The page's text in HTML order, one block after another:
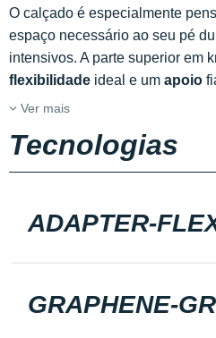
O calçado é especialmente
espaço necessário ao seu pé
intensivos. A parte superior em
flexibilidade ideal e um apoio
Ver mais
Tecnologias
ADAPTER-
GRAPHENE-